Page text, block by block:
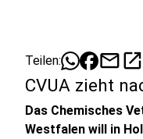
Teilen: mailopen_in_new
CVUA zieht
Das Chemisches
Westfalen will in